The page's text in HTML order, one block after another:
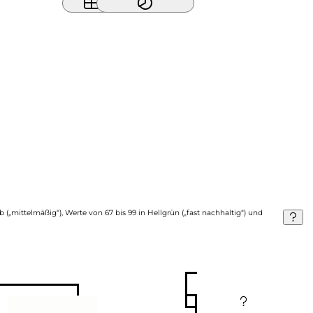
Werte von 67 bis 99 in Hellgrün („fast nachhaltig“) und